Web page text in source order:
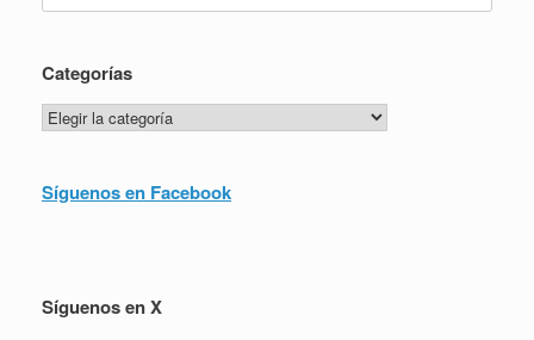
Categorías
Categorías
Síguenos en Facebook
Síguenos en X